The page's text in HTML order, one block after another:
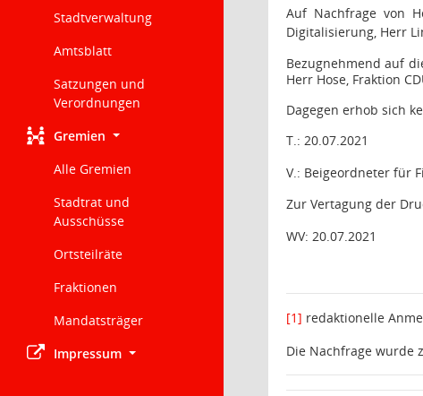
Stadtverwaltung
Amtsblatt
Satzungen und
Verordnungen
Gremien
Alle Gremien
Stadtrat und
Ausschüsse
Ortsteilräte
Fraktionen
Mandatsträger
Impressum
Auf Nachfrage von
Digitalisierung, Herr
Bezugnehmend auf
Herr Hose, Fraktion
Dagegen erhob sich
T.: 20.07.2021
V.: Beigeordneter für
Zur Vertagung der
WV: 20.07.2021
[1] redaktionelle
Die Nachfrage wurde